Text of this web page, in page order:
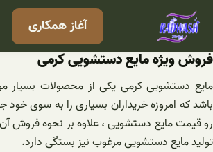
رفتن
آغاز همکاری
فروش ویژه مایع دستشویی کرمی
مایع دستشویی کرمی یکی از محصولات بسیار
باشد که امروزه خریداران بسیاری را به سوی
رو قیمت مایع دستشویی ، علاوه بر نحوه فروش
تولید مایع دستشویی مرغوب نیز بستگی دارد.